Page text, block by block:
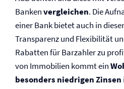
Bankenvergleichen. Die
einer Bank bietet auch in
Transparenz und Flexibilität
Rabatten für Barzahler zu
von Immobilien kommt ein
besonders niedrigen Zinsen